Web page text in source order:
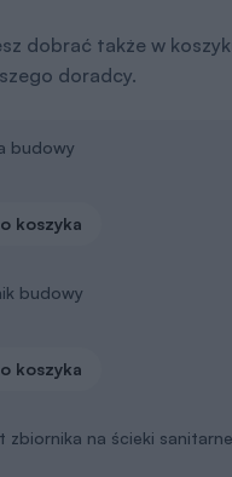
dobrać także w
doradcy.
budowy
koszyka
budowy
koszyka
zbiornika na ścieki